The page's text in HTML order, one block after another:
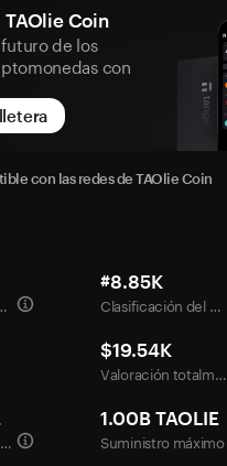
Coin
de los
con
con las redes de TAOlie Coin
mercado
#8.85K
Clasificación del mercado
$19.54K
Valoración totalmente diluida
Suministro en circulación
1.00B TAOLIE
Suministro máximo